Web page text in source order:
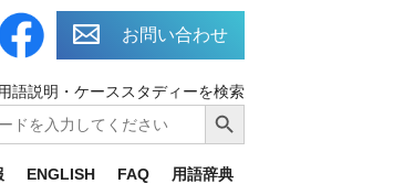
お問い合わせ
語説明・ケーススタディーを検索
Search Button
ENGLISH FAQ 用語辞典